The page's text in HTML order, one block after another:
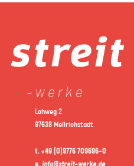
werke
Lohweg 2
97638 Mellrichstadt
t. +49 (0)9776 709696-0